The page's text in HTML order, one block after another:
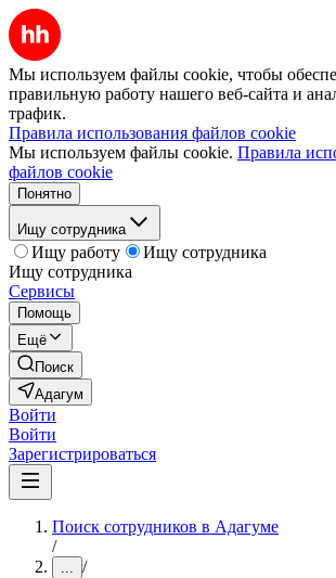
Мы используем файлы cookie, чтобы
правильную работу нашего веб-сайта и
трафик.
Правила использования файлов cookie
Мы используем файлы cookie. Правила
файлов cookie
Понятно
Ищу сотрудника
Ищу работу
Ищу сотрудника
Ищу сотрудника
Сервисы
Помощь
Ещё
Поиск
Адагум
Войти
Войти
Зарегистрироваться
Поиск сотрудников в Адагуме
/
... /